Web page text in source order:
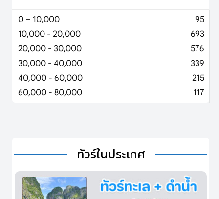
0 – 10,000
95
10,000 - 20,000
693
20,000 - 30,000
576
30,000 - 40,000
339
40,000 - 60,000
215
60,000 - 80,000
117
ทัวร์ในประเทศ